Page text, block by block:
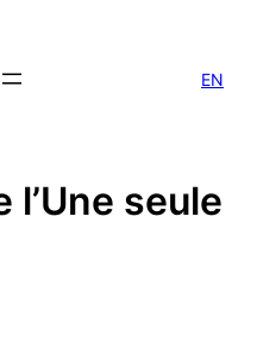
EN
l’Une seule